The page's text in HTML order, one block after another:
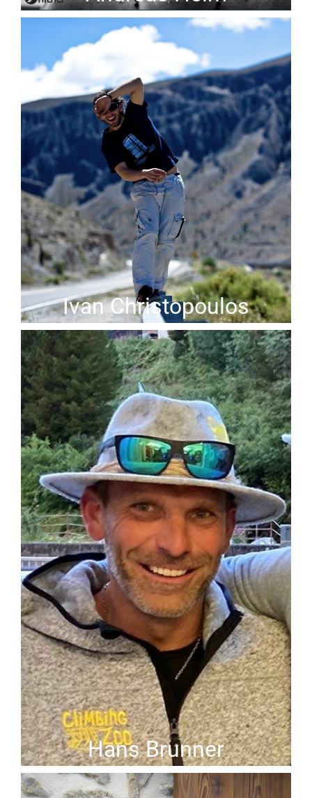
Ivan Christopoulos
Hans Brunner